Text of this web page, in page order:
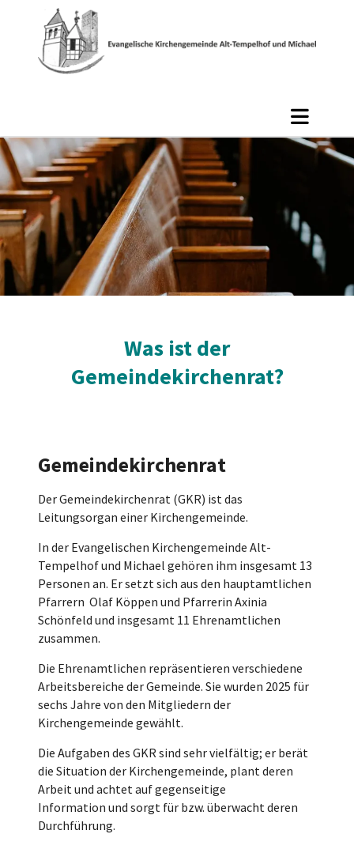
Was ist der
Gemeindekirchenrat?
Gemeindekirchenrat
Der Gemeindekirchenrat (GKR) ist das
Leitungsorgan einer Kirchengemeinde.
In der Evangelischen Kirchengemeinde Alt-
Tempelhof und Michael gehören ihm insgesamt 13
Personen an. Er setzt sich aus den hauptamtlichen
Pfarrern Olaf Köppen und Pfarrerin Axinia
Schönfeld und insgesamt 11 Ehrenamtlichen
zusammen.
Die Ehrenamtlichen repräsentieren verschiedene
Arbeitsbereiche der Gemeinde. Sie wurden 2025 für
sechs Jahre von den Mitgliedern der
Kirchengemeinde gewählt.
Die Aufgaben des GKR sind sehr vielfältig; er berät
die Situation der Kirchengemeinde, plant deren
Arbeit und achtet auf gegenseitige
Information und sorgt für bzw. überwacht deren
Durchführung.